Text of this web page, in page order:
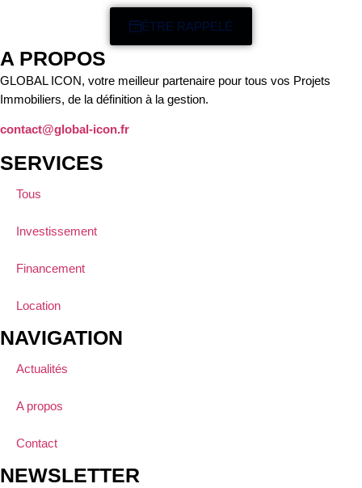
ÊTRE RAPPELÉ
A PROPOS
GLOBAL ICON, votre meilleur partenaire pour tous vos Projets
Immobiliers, de la définition à la gestion.
contact@global-icon.fr
SERVICES
Tous
Investissement
Financement
Location
NAVIGATION
Actualités
A propos
Contact
NEWSLETTER